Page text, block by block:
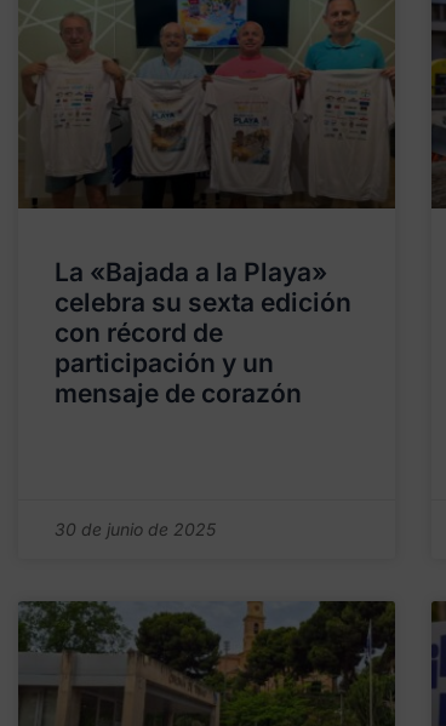
La «Bajada a la Playa»
celebra su sexta edición
con récord de
participación y un
mensaje de corazón
30 de junio de 2025